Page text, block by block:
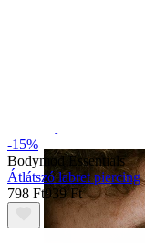
-15%
Bodymod Essentials
Átlátszó labret piercing
798 Ft939 Ft